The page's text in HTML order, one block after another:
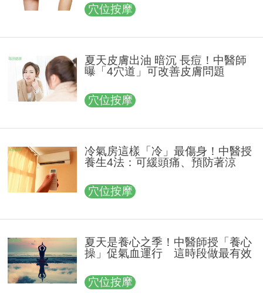
穴位按摩
夏天皮膚出油 暗沉 長痘！中醫師
曝「4穴道」可改善皮膚問題
穴位按摩
冷氣房這樣「冷」最傷身！中醫授
養生4法：可緩頭痛、預防著涼
穴位按摩
夏天是養心之季！中醫師授「養心
操」促氣血運行 這時段做最有效
穴位按摩